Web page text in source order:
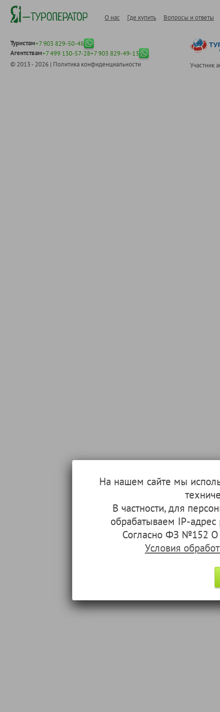
О нас Где купить Вопросы и ответы
Туристам+7 903 829-50-48
Агентствам+7 499 130-57-28+7 903 829-49-13
© 2013 - 2026 | Политика конфиденциальности Участник
На нашем сайте мы
В частности, для
обрабатываем IP-
Согласно ФЗ №152 О
Условия